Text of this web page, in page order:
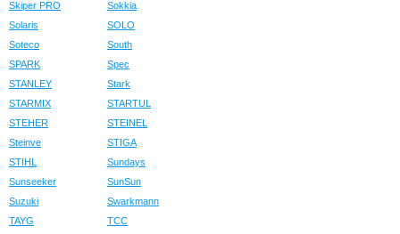
Skiper PRO
Sokkia
Solaris
SOLO
Soteco
South
SPARK
Spec
STANLEY
Stark
STARMIX
STARTUL
STEHER
STEINEL
Steinve
STIGA
STIHL
Sundays
Sunseeker
SunSun
Suzuki
Swarkmann
TAYG
TCC